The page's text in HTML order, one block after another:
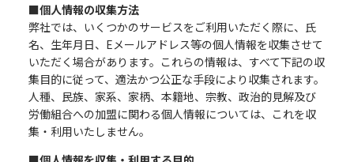
■個人情報の収集方法
弊社では、いくつかのサービスをご利用いただく際に、氏
名、生年月日、Eメールアドレス等の個人情報を収集させて
いただく場合があります。これらの情報は、すべて下記の収
集目的に従って、適法かつ公正な手段により収集されます。
人種、民族、家系、家柄、本籍地、宗教、政治的見解及び
労働組合への加盟に関わる個人情報については、これを収
集・利用いたしません。